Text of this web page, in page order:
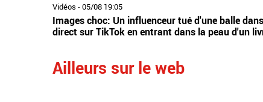
Vidéos -05/08 19:05
Images choc: Un influenceur tué d'une balle
direct sur TikTok en entrant dans la peau d'un
Ailleurs sur le web